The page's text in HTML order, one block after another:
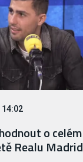
o celém
Realu Madrid